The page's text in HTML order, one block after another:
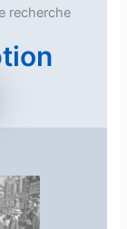
recherche